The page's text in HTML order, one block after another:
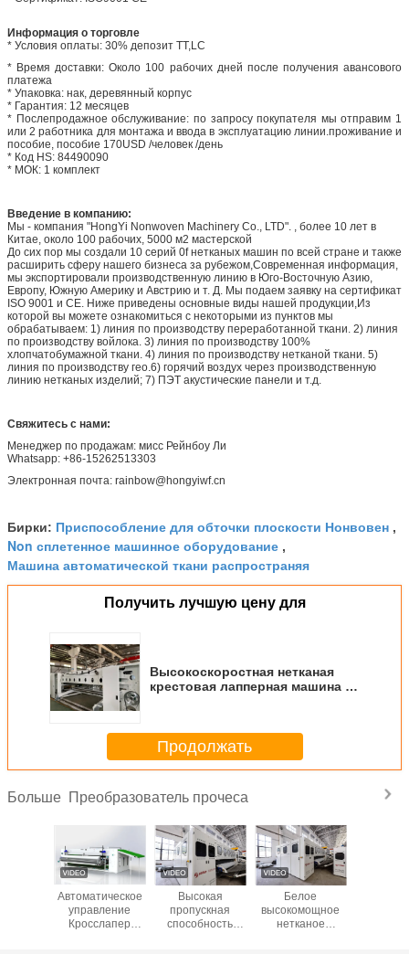
Информация о торговле
* Условия оплаты: 30% депозит TT,LC
* Время доставки: Около 100 рабочих дней после получения авансового
платежа
* Упаковка: нак, деревянный корпус
* Гарантия: 12 месяцев
* Послепродажное обслуживание: по запросу покупателя мы отправим 1
или 2 работника для монтажа и ввода в эксплуатацию линии.проживание и
пособие, пособие 170USD /человек /день
* Код HS: 84490090
* МОК: 1 комплект
Введение в компанию:
Мы - компания "HongYi Nonwoven Machinery Co., LTD". , более 10 лет в
Китае, около 100 рабочих, 5000 м2 мастерской
До сих пор мы создали 10 серий 0f нетканых машин по всей стране и также
расширить сферу нашего бизнеса за рубежом,Современная информация,
мы экспортировали производственную линию в Юго-Восточную Азию,
Европу, Южную Америку и Австрию и т. Д. Мы подаем заявку на сертификат
ISO 9001 и CE. Ниже приведены основные виды нашей продукции,Из
которой вы можете ознакомиться с некоторыми из пунктов мы
обрабатываем: 1) линия по производству переработанной ткани. 2) линия
по производству войлока. 3) линия по производству 100%
хлопчатобумажной ткани. 4) линия по производству нетканой ткани. 5)
линия по производству гео.6) горячий воздух через производственную
линию нетканых изделий; 7) ПЭТ акустические панели и т.д.
Свяжитесь с нами:
Менеджер по продажам: мисс Рейнбоу Ли
Whatsapp: +86-15262513303
Электронная почта: rainbow@hongyiwf.cn
Бирки: Приспособление для обточки плоскости Нонвовен ,
Non сплетенное машинное оборудование ,
Машина автоматической ткани распространяя
Получить лучшую цену для
Высокоскоростная нетканая
крестовая лапперная машина 70
Продолжать
Больше Преобразователь прочеса
Автоматическое
управление
Кросслапер
Высокая
пропускная
способность
Белое
высокомощное
нетканое